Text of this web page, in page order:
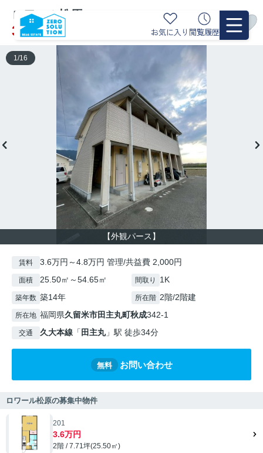
お気に入り 閲覧履歴
ロワール松原
3.6万円～4.8万円 管理/共益費 2,000円
【外観パース】
1/16
賃料 3.6万円～4.8万円 管理/共益費 2,000円
面積 25.50㎡～54.65㎡ 間取り 1K
築年数 築14年 所在階 2階/2階建
所在地 福岡県久留米市田主丸町秋成342-1
交通 久大本線 「 田主丸」駅 徒歩34分
無料 お問い合わせ
ロワール松原の募集中物件
201
3.6万円
2階 / 7.71坪(25.50㎡)